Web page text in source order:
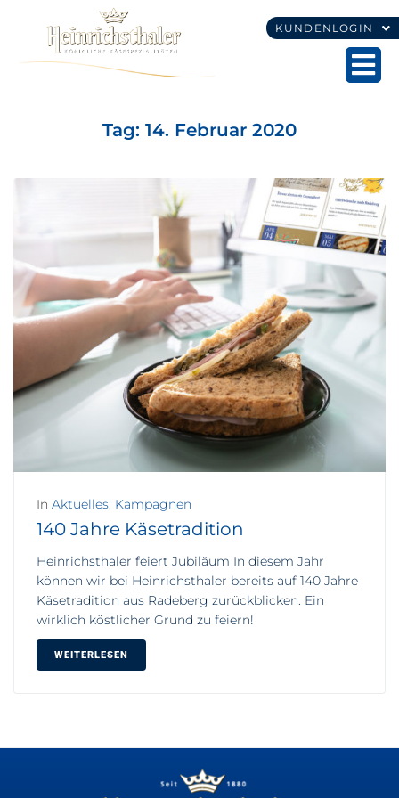
KUNDENLOGIN
Tag: 14. Februar 2020
In Aktuelles, Kampagnen
140 Jahre Käsetradition
Heinrichsthaler feiert Jubiläum In diesem Jahr
können wir bei Heinrichsthaler bereits auf 140 Jahre
Käsetradition aus Radeberg zurückblicken. Ein
wirklich köstlicher Grund zu feiern!
WEITERLESEN